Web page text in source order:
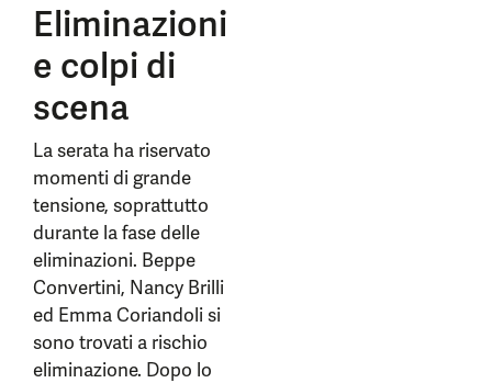
Eliminazioni
e colpi di
scena
La serata ha riservato
momenti di grande
tensione, soprattutto
durante la fase delle
eliminazioni. Beppe
Convertini, Nancy Brilli
ed Emma Coriandoli si
sono trovati a rischio
eliminazione. Dopo lo